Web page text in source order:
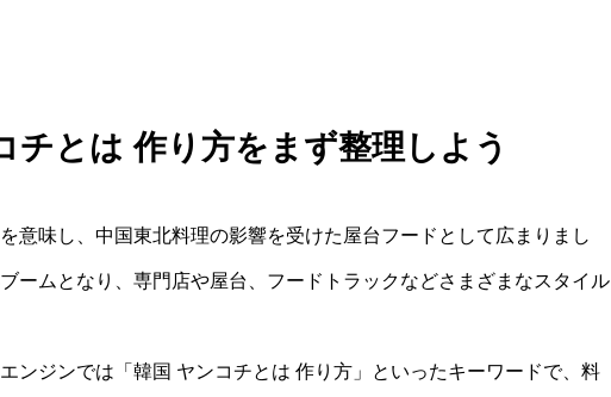
チとは 作り方をまず整理しよう
意味し、中国東北料理の影響を受けた屋台フードとして広まりまし
ームとなり、専門店や屋台、フードトラックなどさまざまなスタイル
ンジンでは「韓国 ヤンコチとは 作り方」といったキーワードで、料